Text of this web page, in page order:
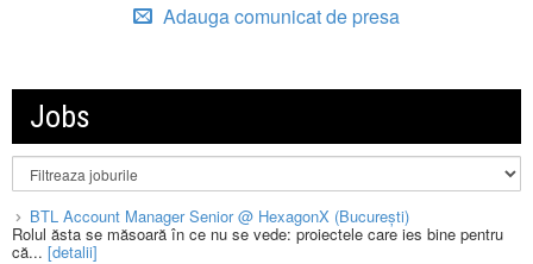
Adauga comunicat de presa
Jobs
BTL Account Manager Senior @ HexagonX (București)
Rolul ăsta se măsoară în ce nu se vede: proiectele care ies bine pentru
că... [detalii]